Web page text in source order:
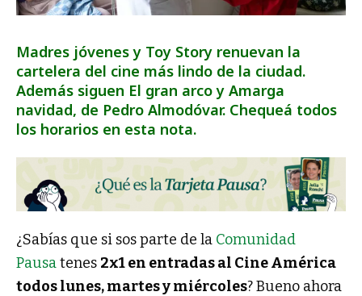
Madres jóvenes y Toy Story renuevan la
cartelera del cine más lindo de la ciudad.
Además siguen El gran arco y Amarga
navidad, de Pedro Almodóvar. Chequeá todos
los horarios en esta nota.
¿Sabías que si sos parte de la Comunidad
Pausatenes 2x1 en entradas al Cine América
todos lunes, martes y miércoles? Bueno ahora